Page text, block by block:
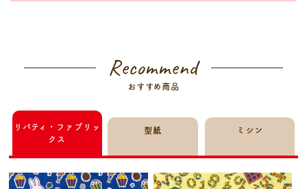
Recommend
おすすめ商品
リバティ・ファブリッ
クス
型紙 ミシン